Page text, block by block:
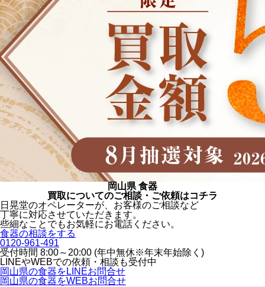
岡山県 食器
買取についてのご相談・ご依頼はコチラ
日晃堂のオペレーターが、お客様のご相談など
丁寧に対応させていただきます。
些細なことでもお気軽にお電話ください。
食器の相談をする
0120-961-491
受付時間 8:00～20:00 (年中無休※年末年始除く)
LINEやWEBでの依頼・相談も受付中
岡山県の食器をLINEお問合せ
岡山県の食器をWEBお問合せ